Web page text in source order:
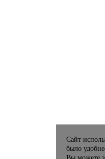
Сайт
было